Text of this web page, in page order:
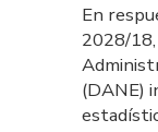
En
2028/
(DANE)